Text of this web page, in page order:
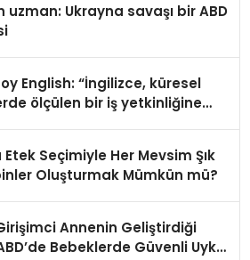
uzman: Ukrayna savaşı bir ABD
English: “İngilizce, küresel
ölçülen bir iş yetkinliğine
Etek Seçimiyle Her Mevsim Şık
Oluşturmak Mümkün mü?
Annenin Geliştirdiği
Bebeklerde Güvenli Uyku